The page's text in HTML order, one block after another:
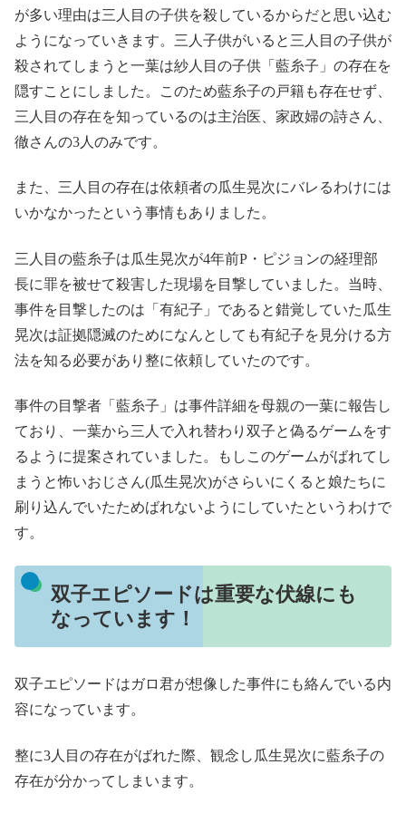
が多い理由は三人目の子供を殺しているからだと思い込む
ようになっていきます。三人子供がいると三人目の子供が
殺されてしまうと一葉は紗人目の子供「藍糸子」の存在を
隠すことにしました。このため藍糸子の戸籍も存在せず、
三人目の存在を知っているのは主治医、家政婦の詩さん、
徹さんの3人のみです。
また、三人目の存在は依頼者の瓜生晃次にバレるわけには
いかなかったという事情もありました。
三人目の藍糸子は瓜生晃次が4年前P・ピジョンの経理部
長に罪を被せて殺害した現場を目撃していました。当時、
事件を目撃したのは「有紀子」であると錯覚していた瓜生
晃次は証拠隠滅のためになんとしても有紀子を見分ける方
法を知る必要があり整に依頼していたのです。
事件の目撃者「藍糸子」は事件詳細を母親の一葉に報告し
ており、一葉から三人で入れ替わり双子と偽るゲームをす
るように提案されていました。もしこのゲームがばれてし
まうと怖いおじさん(瓜生晃次)がさらいにくると娘たちに
刷り込んでいたためばれないようにしていたというわけで
す。
双子エピソードは重要な伏線にも
なっています！
双子エピソードはガロ君が想像した事件にも絡んでいる内
容になっています。
整に3人目の存在がばれた際、観念し瓜生晃次に藍糸子の
存在が分かってしまいます。